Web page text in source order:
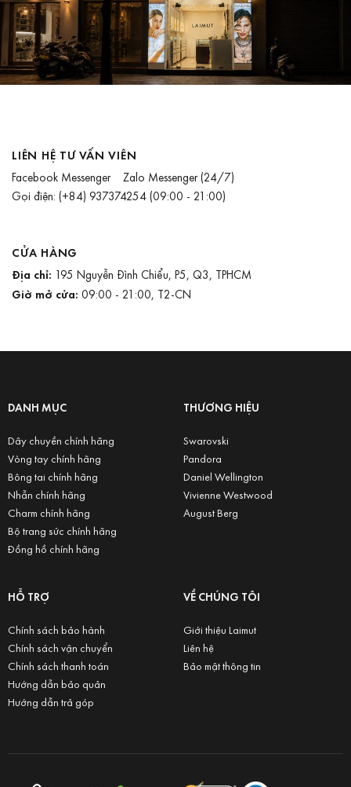
LIÊN HỆ TƯ VẤN VIÊN
Facebook Messenger Zalo Messenger(24/7)
Gọi điện: (+84) 937374254(09:00 - 21:00)
CỬA HÀNG
Địa chỉ: 195 Nguyễn Đình Chiểu, P5, Q3, TPHCM
Giờ mở cửa: 09:00 - 21:00, T2-CN
DANH MỤC
Dây chuyền chính hãng
Vòng tay chính hãng
Bông tai chính hãng
Nhẫn chính hãng
Charm chính hãng
Bộ trang sức chính hãng
Đồng hồ chính hãng
THƯƠNG HIỆU
Swarovski
Pandora
Daniel Wellington
Vivienne Westwood
August Berg
HỖ TRỢ
Chính sách bảo hành
Chính sách vận chuyển
Chính sách thanh toán
Hướng dẫn bảo quản
Hướng dẫn trả góp
VỀ CHÚNG TÔI
Giới thiệu Laimut
Liên hệ
Bảo mật thông tin